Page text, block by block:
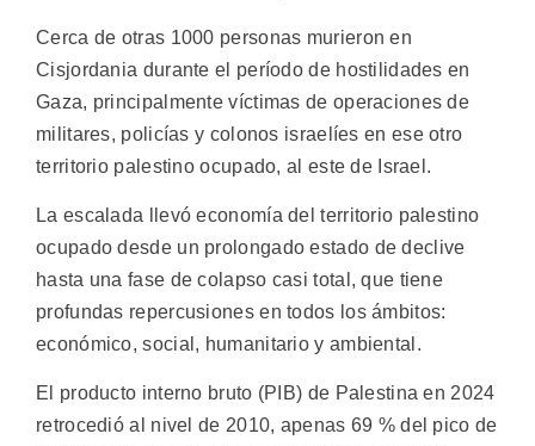
Cerca de otras 1000 personas murieron en
Cisjordania durante el período de hostilidades en
Gaza, principalmente víctimas de operaciones de
militares, policías y colonos israelíes en ese otro
territorio palestino ocupado, al este de Israel.
La escalada llevó economía del territorio palestino
ocupado desde un prolongado estado de declive
hasta una fase de colapso casi total, que tiene
profundas repercusiones en todos los ámbitos:
económico, social, humanitario y ambiental.
El producto interno bruto (PIB) de Palestina en 2024
retrocedió al nivel de 2010, apenas 69 % del pico de